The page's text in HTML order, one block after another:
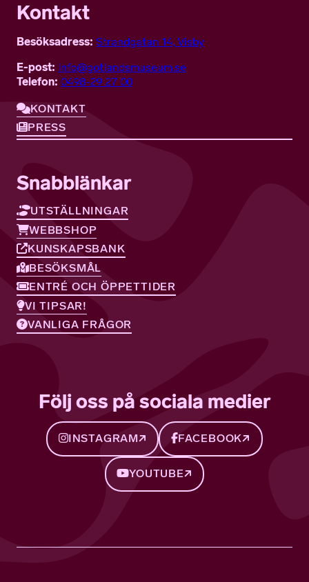
Kontakt
Besöksadress: Strandgatan 14, Visby
E-post: info@gotlandsmuseum.se
Telefon: 0498-29 27 00
KONTAKT
PRESS
Snabblänkar
UTSTÄLLNINGAR
WEBBSHOP
KUNSKAPSBANK
BESÖKSMÅL
ENTRÉ OCH ÖPPETTIDER
VI TIPSAR!
VANLIGA FRÅGOR
Följ oss på sociala medier
INSTAGRAM FACEBOOK
YOUTUBE